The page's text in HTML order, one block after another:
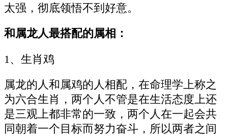
太强，彻底领悟不到好意。
和属龙人最搭配的属相：
1、生肖鸡
属龙的人和属鸡的人相配，在命理学上称之
为六合生肖，两个人不管是在生活态度上还
是三观上都非常的一致，两个人在一起会共
同朝着一个目标而努力奋斗，所以两者之间